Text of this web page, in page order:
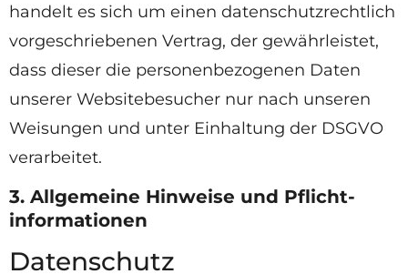
handelt es sich um einen datenschutzrechtlich
vorgeschriebenen Vertrag, der gewährleistet,
dass dieser die personenbezogenen Daten
unserer Websitebesucher nur nach unseren
Weisungen und unter Einhaltung der DSGVO
verarbeitet.
3. Allgemeine Hinweise und Pflicht­
informationen
Datenschutz